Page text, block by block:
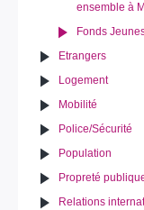
ensemble à
Fonds
Etrangers
Logement
Mobilité
Police/Sécurité
Population
Propreté
Relations